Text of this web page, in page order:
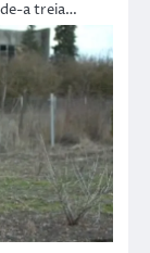
a treia…